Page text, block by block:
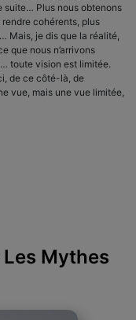
suite… Plus nous obtenons
cohérents, plus
Mais, je dis que la réalité,
que nous n’arrivons
toute vision est limitée.
de ce côté-là, de
vue, mais une vue limitée,
Mythes